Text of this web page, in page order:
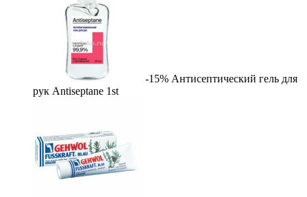
-15% Антисептический гель для
рук Antiseptane 1st